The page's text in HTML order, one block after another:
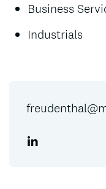
Business
Industrials